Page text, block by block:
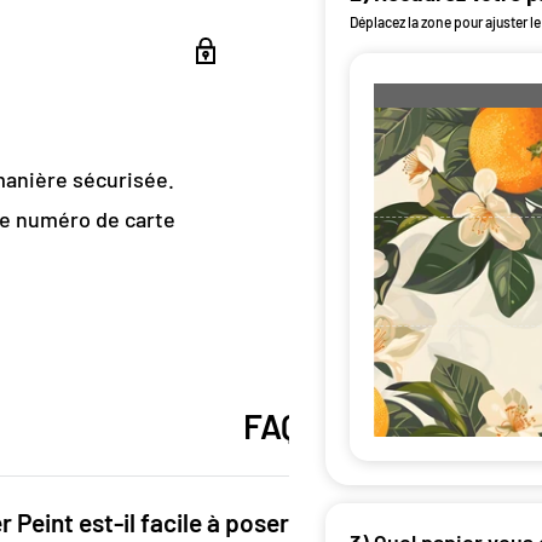
Déplacez la zone pour ajuster
captivants
sécurisée.
numéro de carte
FAQ
Peint est-il facile à poser ?